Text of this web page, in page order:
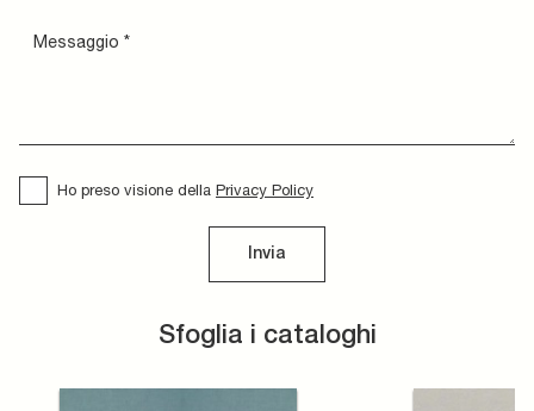
Sfoglia i cataloghi
Ho preso visione della Privacy Policy
Invia